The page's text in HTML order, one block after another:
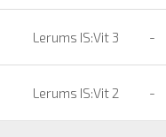
Lerums IS:Vit 3 -
Lerums IS:Vit 2 -